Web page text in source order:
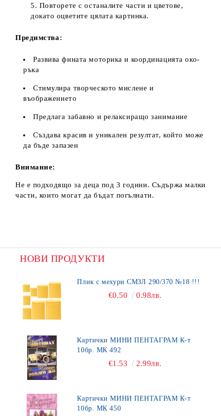
Повторете с останалите части и цветове,
докато оцветите цялата картинка.
Предимства:
Развива фината моторика и координацията око-
ръка
Стимулира творческото мислене и
въображението
Предлага забавно и релаксиращо занимание
Създава красив и уникален резултат, който може
да бъде запазен
Внимание:
Не е подходящо за деца под 3 години. Съдържа малки
части, които могат да бъдат погълнати.
НОВИ ПРОДУКТИ
Плик с мехури СМЗЛ 290/370 №18 !!!
€0.50 0.98лв.
Картички МИНИ ПЕНТАГРАМ К-т
10бр. МК 492
€1.53 2.99лв.
Картички МИНИ ПЕНТАГРАМ К-т
10бр. МК 450